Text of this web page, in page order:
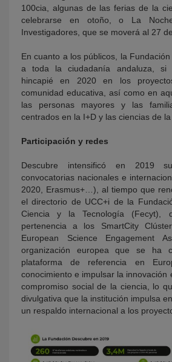
100cia, algunas de las ferias de la
celebrarse en otoño, o La
Investigadores, que se moverá al 27
En cuanto a los públicos, la
a toda la ciudadanía andaluza, si
hincapié en 2020 en los
comunidad educativa, así como en
las personas mayores y las
centrados en la I+D y las ciencias de
Participación y redes
Descubre intensificó en 2019
convocatorias nacionales e
2020, Erasmus+…), al tiempo que
el directorio de UCC+i de la
Ciencia y la Tecnología
pertenencia a los SmartCity
European Science Engagement
organización europea que se ha
plataforma de referencia en
conocimiento e impulsar la innovación
compromiso social de la ciencia, lo
divulgativa que la institución impulsa
un respaldo internacional a los